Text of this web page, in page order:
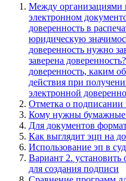
Между организациями
электронном
доверенность в
юридическую
доверенность нужно
заверена
доверенность, каким
действия при
электронной
Отметка о подписании
Кому нужны бумажные
Для документов
Как выглядит эцп на
Использование эп в
Вариант 2.
для создания подписи